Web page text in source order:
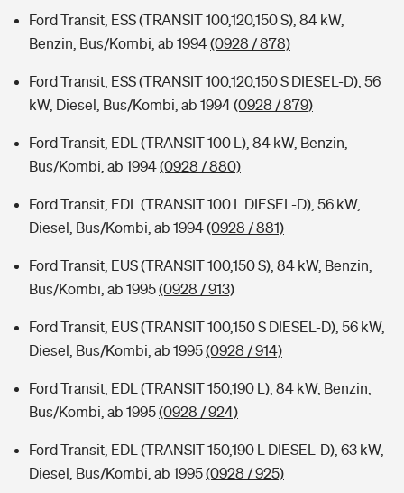
Ford Transit, ESS (TRANSIT 100,120,150 S), 84 kW,
Benzin, Bus/Kombi, ab 1994(0928 / 878)
Ford Transit, ESS (TRANSIT 100,120,150 S DIESEL-D), 56
kW, Diesel, Bus/Kombi, ab 1994(0928 / 879)
Ford Transit, EDL (TRANSIT 100 L), 84 kW, Benzin,
Bus/Kombi, ab 1994(0928 / 880)
Ford Transit, EDL (TRANSIT 100 L DIESEL-D), 56 kW,
Diesel, Bus/Kombi, ab 1994(0928 / 881)
Ford Transit, EUS (TRANSIT 100,150 S), 84 kW, Benzin,
Bus/Kombi, ab 1995(0928 / 913)
Ford Transit, EUS (TRANSIT 100,150 S DIESEL-D), 56 kW,
Diesel, Bus/Kombi, ab 1995(0928 / 914)
Ford Transit, EDL (TRANSIT 150,190 L), 84 kW, Benzin,
Bus/Kombi, ab 1995(0928 / 924)
Ford Transit, EDL (TRANSIT 150,190 L DIESEL-D), 63 kW,
Diesel, Bus/Kombi, ab 1995(0928 / 925)